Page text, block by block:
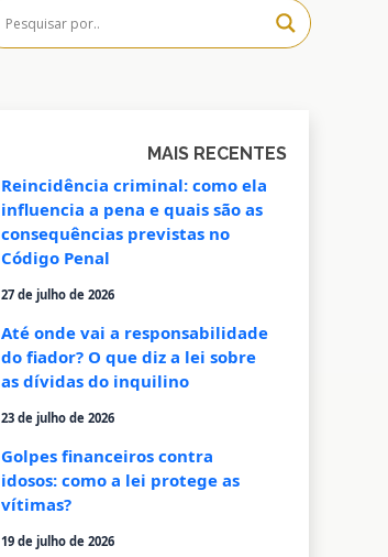
MAIS RECENTES
Reincidência criminal: como ela
influencia a pena e quais são as
consequências previstas no
Código Penal
27 de julho de 2026
Até onde vai a responsabilidade
do fiador? O que diz a lei sobre
as dívidas do inquilino
23 de julho de 2026
Golpes financeiros contra
idosos: como a lei protege as
vítimas?
19 de julho de 2026